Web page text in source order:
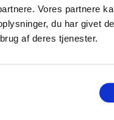
Vores partnere
du har givet
af deres tjenester.
forværret:
er sat